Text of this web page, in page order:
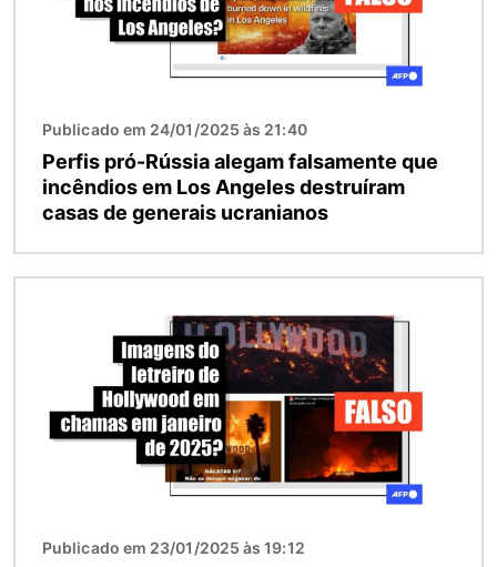
Publicado em 24/01/2025 às 21:40
Perfis pró-Rússia alegam falsamente que
incêndios em Los Angeles destruíram
casas de generais ucranianos
Publicado em 23/01/2025 às 19:12